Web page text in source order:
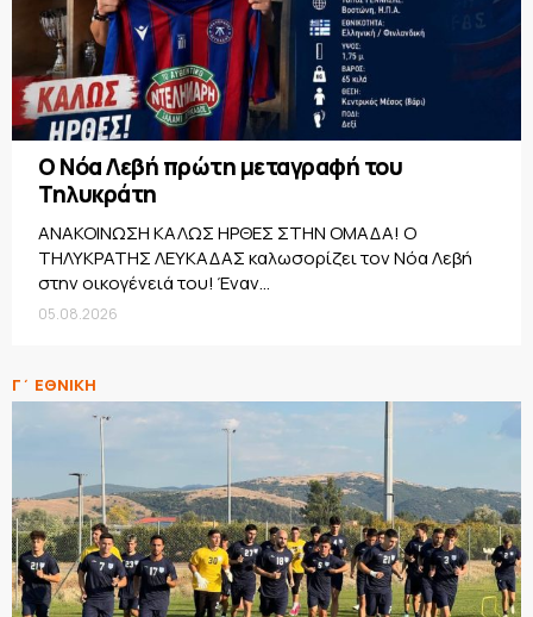
Ο Νόα Λεβή πρώτη μεταγραφή του
Τηλυκράτη
ΑΝΑΚΟΙΝΩΣΗ ΚΑΛΩΣ ΗΡΘΕΣ ΣΤΗΝ ΟΜΑΔΑ! Ο
ΤΗΛΥΚΡΑΤΗΣ ΛΕΥΚΑΔΑΣ καλωσορίζει τον Νόα Λεβή
στην οικογένειά του! Έναν...
05.08.2026
Γ΄ ΕΘΝΙΚΗ